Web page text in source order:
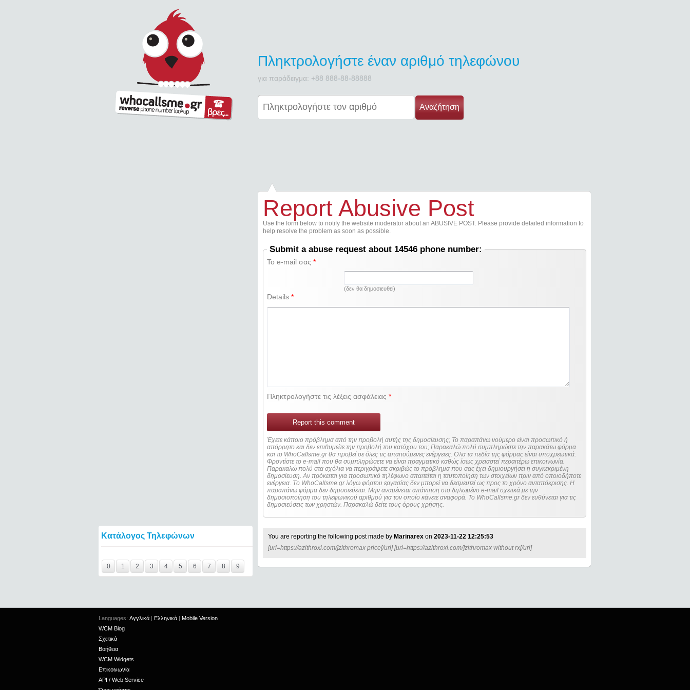
Πληκτρολογήστε έναν αριθμό τηλεφώνου
για παράδειγμα: +88 888-88-88888
Αναζήτηση
Κατάλογος Τηλεφώνων
0
1 2 3 4 5 6 7 8 9
Report Abusive Post
Use the form below to notify the website moderator about an ABUSIVE POST. Please provide detailed information to
help resolve the problem as soon as possible.
Submit a abuse request about 14546 phone number:
Το e-mail σας*
(δεν θα δημοσιευθεί)
Details*
Πληκτρολογήστε τις λέξεις ασφάλειας*
Report this comment
Έχετε κάποιο πρόβλημα από την προβολή αυτής της δημοσίευσης; Το παραπάνω νούμερο είναι προσωπικό ή
απόρρητο και δεν επιθυμείτε την προβολή του κατόχου του; Παρακαλώ πολύ συμπληρώστε την παρακάτω φόρμα
και το WhoCallsme.gr θα προβεί σε όλες τις απαιτούμενες ενέργειες. Όλα τα πεδία της φόρμας είναι υποχρεωτικά.
Φροντίστε το e-mail που θα συμπληρώσετε να είναι πραγματικό καθώς ίσως χρειαστεί περαιτέρω επικοινωνία.
Παρακαλώ πολύ στα σχόλια να περιγράψετε ακριβώς το πρόβλημα που σας έχει δημιουργήσει η συγκεκριμένη
δημοσίευση. Αν πρόκειται για προσωπικό τηλέφωνο απαιτείται η ταυτοποίηση των στοιχείων πριν από οποιοδήποτε
ενέργεια. Τo WhoCallsme.gr λόγω φόρτου εργασίας δεν μπορεί να δεσμευτεί ως προς το χρόνο ανταπόκρισης. Η
παραπάνω φόρμα δεν δημοσιεύεται. Μην αναμένεται απάντηση στο δηλωμένο e-mail σχετικά με την
δημοσιοποίηση του τηλεφωνικού αριθμού για τον οποίο κάνετε αναφορά. Το WhoCallsme.gr δεν ευθύνεται για τις
δημοσιεύσεις των χρηστών. Παρακαλώ δείτε τους όρους χρήσης.
You are reporting the following post made by Marinarex on 2023-11-22 12:25:53
[url=https://azithroxl.com/]zithromax price[/url] [url=https://azithroxl.com/]zithromax without rx[/url]
Languages: Αγγλικά | Ελληνικά | Mobile Version
WCM Blog
Σχετικά
Βοήθεια
WCM Widgets
Επικοινωνία
API / Web Service